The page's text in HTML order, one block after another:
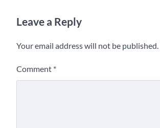
Leave a Reply
Your email address will not be published.
Comment *